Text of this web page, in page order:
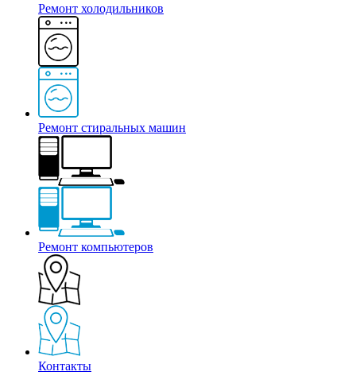
Ремонт холодильников
Ремонт стиральных машин
Ремонт компьютеров
Контакты